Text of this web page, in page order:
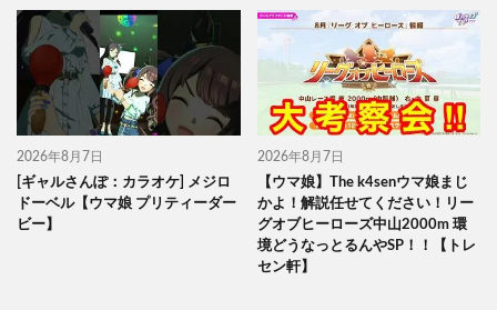
2026年8月7日
[ギャルさんぽ：カラオケ] メジロ
ドーベル【ウマ娘 プリティーダー
ビー】
2026年8月7日
【ウマ娘】The k4senウマ娘まじ
かよ！解説任せてください！リー
グオブヒーローズ中山2000m 環
境どうなっとるんやSP！！【トレ
セン軒】